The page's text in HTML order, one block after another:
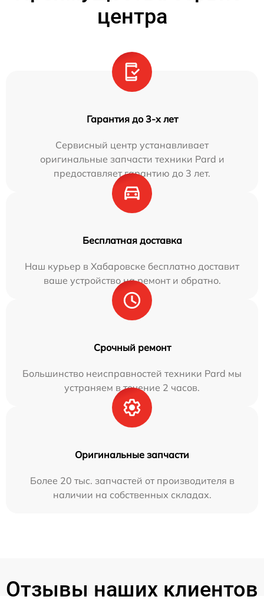
центра
Гарантия до 3-х лет
Сервисный центр устанавливает
оригинальные запчасти техники Pard и
предоставляет гарантию до 3 лет.
Бесплатная доставка
Наш курьер в Хабаровске бесплатно доставит
ваше устройство на ремонт и обратно.
Срочный ремонт
Большинство неисправностей техники Pard мы
устраняем в течение 2 часов.
Оригинальные запчасти
Более 20 тыс. запчастей от производителя в
наличии на собственных складах.
Отзывы наших клиентов